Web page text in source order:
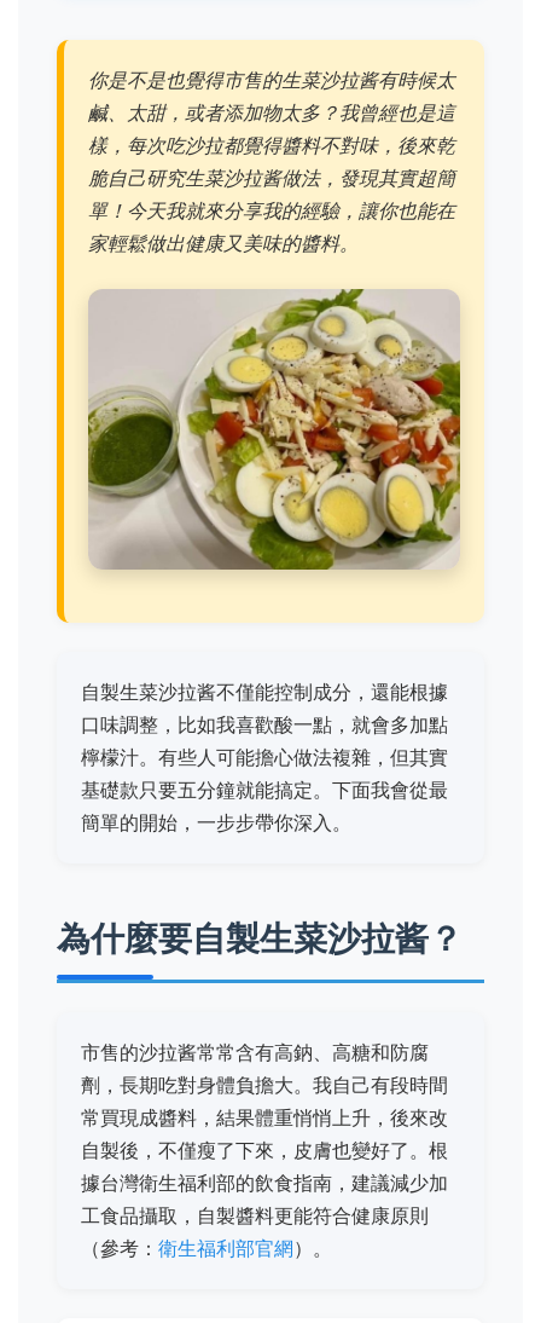
你是不是也覺得市售的生菜沙拉酱有時候太
鹹、太甜，或者添加物太多？我曾經也是這
樣，每次吃沙拉都覺得醬料不對味，後來乾
脆自己研究生菜沙拉酱做法，發現其實超簡
單！今天我就來分享我的經驗，讓你也能在
家輕鬆做出健康又美味的醬料。
自製生菜沙拉酱不僅能控制成分，還能根據
口味調整，比如我喜歡酸一點，就會多加點
檸檬汁。有些人可能擔心做法複雜，但其實
基礎款只要五分鐘就能搞定。下面我會從最
簡單的開始，一步步帶你深入。
為什麼要自製生菜沙拉酱？
市售的沙拉酱常常含有高鈉、高糖和防腐
劑，長期吃對身體負擔大。我自己有段時間
常買現成醬料，結果體重悄悄上升，後來改
自製後，不僅瘦了下來，皮膚也變好了。根
據台灣衛生福利部的飲食指南，建議減少加
工食品攝取，自製醬料更能符合健康原則
（參考： 衛生福利部官網）。